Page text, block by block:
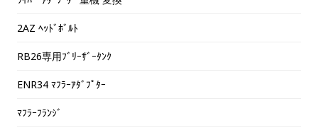
2AZ ﾍｯﾄﾞﾎﾞﾙﾄ
RB26専用ﾌﾞﾘｰｻﾞｰﾀﾝｸ
ENR34 ﾏﾌﾗｰｱﾀﾞﾌﾟﾀｰ
ﾏﾌﾗｰﾌﾗﾝｼﾞ